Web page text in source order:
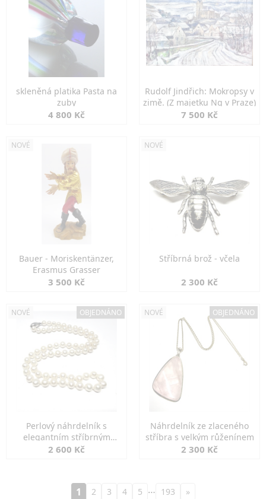
skleněná platika Pasta na
zuby
4 800 Kč
Rudolf Jindřich: Mokropsy v
zimě. (Z majetku Ng v Praze)
7 500 Kč
NOVÉ
Bauer - Moriskentänzer,
Erasmus Grasser
3 500 Kč
NOVÉ
Stříbrná brož - včela
2 300 Kč
NOVÉ OBJEDNÁNO
Perlový náhrdelník s
elegantním stříbrným
zapínáním
2 600 Kč
NOVÉ OBJEDNÁNO
Náhrdelník ze zlaceného
stříbra s velkým růženínem
2 300 Kč
1 2 3 4 5 … 193 »